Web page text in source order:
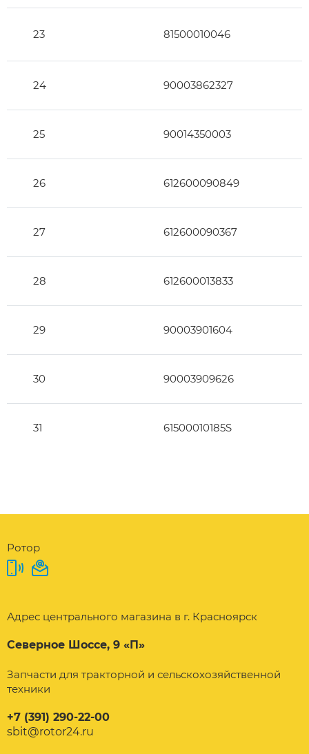
23 81500010046
24 90003862327
25 90014350003
26 612600090849
27 612600090367
28 612600013833
29 90003901604
30 90003909626
31 61500010185S
Ротор
Адрес центрального магазина в г. Красноярск
Северное Шоссе, 9 «П»
Запчасти для тракторной и сельскохозяйственной
техники
+7 (391) 290-22-00
sbit@rotor24.ru